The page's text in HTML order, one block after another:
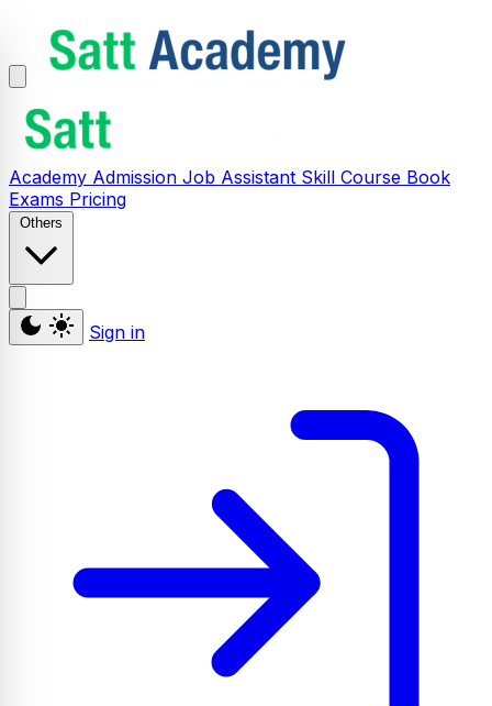
Academy Admission Job Assistant Skill Course Book
Exams Pricing
Others
Sign in